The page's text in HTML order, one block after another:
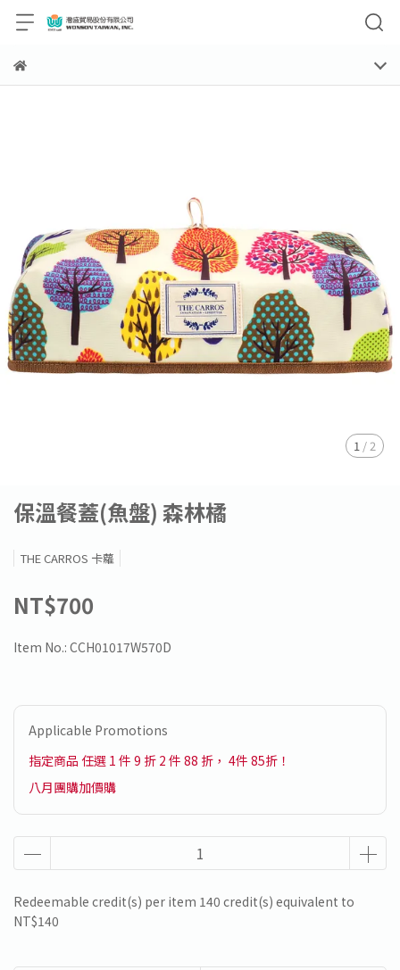
1 / 2
保溫餐蓋(魚盤) 森林橘
THE CARROS 卡蘿
NT$700
Item No.: CCH01017W570D
Applicable Promotions
指定商品 任選 1 件 9 折 2 件 88 折， 4件 85折！
八月團購加價購
Redeemable credit(s) per item 140 credit(s) equivalent to
NT$140